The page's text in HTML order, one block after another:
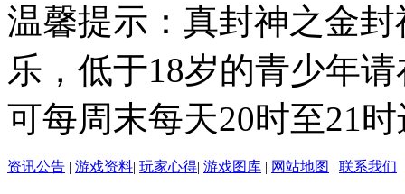
温馨提示：真封神之金
乐，低于18岁的青少年
可每周末每天20时至21
资讯公告 | 游戏资料| 玩家心得| 游戏图库 | 网站地图 | 联系我们